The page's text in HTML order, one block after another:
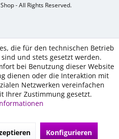
- All Rights Reserved.
die für den technischen Betrieb
und stets gesetzt werden.
bei Benutzung dieser Website
dienen oder die Interaktion mit
Netzwerken vereinfachen
Ihrer Zustimmung gesetzt.
Konfigurieren